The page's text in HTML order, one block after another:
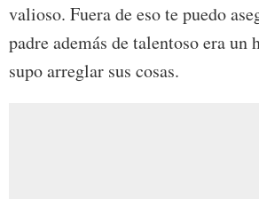
valioso. Fuera de eso te puedo
padre además de talentoso era un
supo arreglar sus cosas.